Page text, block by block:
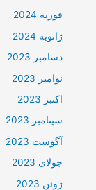
فوریه 2024
ژانویه 2024
دسامبر 2023
نوامبر 2023
اکتبر 2023
سپتامبر 2023
آگوست 2023
جولای 2023
ژوئن 2023